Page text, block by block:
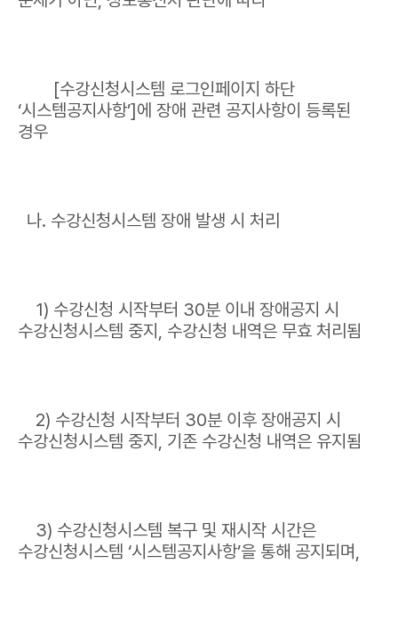
[수강신청시스템 로그인페이지 하단
‘시스템공지사항’]에 장애 관련 공지사항이 등록된
경우
나. 수강신청시스템 장애 발생 시 처리
1) 수강신청 시작부터 30분 이내 장애공지 시
수강신청시스템 중지, 수강신청 내역은 무효 처리됨
2) 수강신청 시작부터 30분 이후 장애공지 시
수강신청시스템 중지, 기존 수강신청 내역은 유지됨
3) 수강신청시스템 복구 및 재시작 시간은
수강신청시스템 ‘시스템공지사항’을 통해 공지되며,